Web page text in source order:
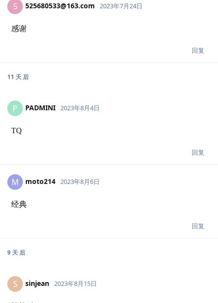
5 525680533@163.com 2023年7月24日
感谢
回复
11 天 后
P PADMINI 2023年8月4日
TQ
回复
M moto214 2023年8月6日
经典
回复
9 天 后
S sinjean 2023年8月15日